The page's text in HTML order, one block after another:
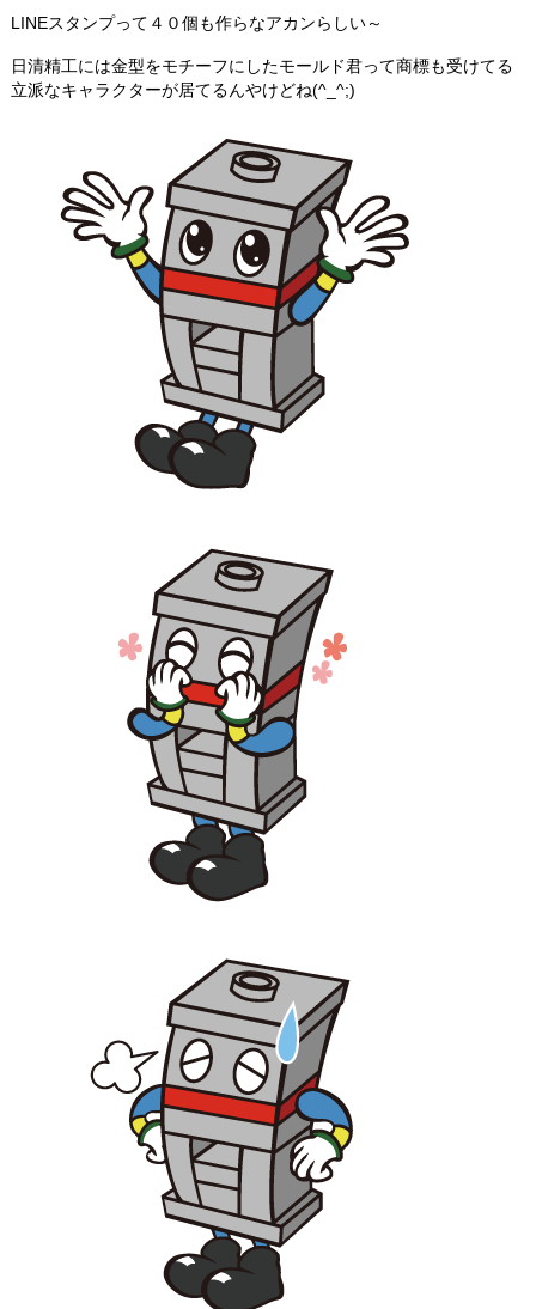
LINEスタンプって４０個も作らなアカンらしい～
日清精工には金型をモチーフにしたモールド君って商標も受けてる
立派なキャラクターが居てるんやけどね(^_^;)